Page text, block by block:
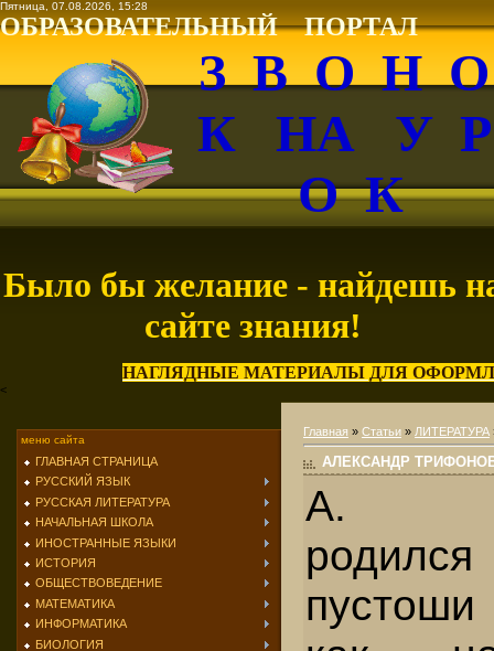
Пятница, 07.08.2026, 15:28
ОБРАЗОВАТЕЛЬНЫЙ ПОРТАЛ
З В О Н
К НА У
О К
Было бы желание - найдешь
сайте знания!
НАГЛЯДНЫЕ МАТЕРИАЛЫ ДЛЯ
<
меню сайта
ГЛАВНАЯ СТРАНИЦА
РУССКИЙ ЯЗЫК
РУССКАЯ ЛИТЕРАТУРА
НАЧАЛЬНАЯ ШКОЛА
ИНОСТРАННЫЕ ЯЗЫКИ
ИСТОРИЯ
ОБЩЕСТВОВЕДЕНИЕ
МАТЕМАТИКА
ИНФОРМАТИКА
БИОЛОГИЯ
Главная » Статьи » ЛИТЕРАТУРА
АЛЕКСАНДР
А.